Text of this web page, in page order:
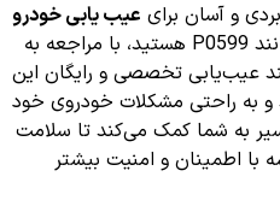
و آسان برای عیب یابی خودرو
و شناسایی دقیق کدهای خطا مانند P0599 هستید، با مراجعه به
عیب‌یابی تخصصی و رایگان این
و به راحتی مشکلات خودروی خود
به شما کمک می‌کند تا سلامت
با اطمینان و امنیت بیشتر